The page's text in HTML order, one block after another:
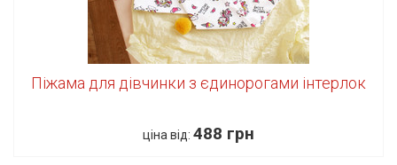
Піжама для дівчинки з єдинорогами інтерлок
ціна від: 488 грн